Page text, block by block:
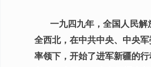
一九四九年，全国人民
全西北，在中共中央、中央
率领下，开始了进军新疆的